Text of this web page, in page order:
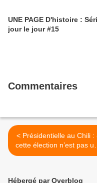
UNE PAGE D'histoire :
jour le jour #15
Commentaires
< Présidentielle au Chili : «
cette élection n’est pas
alternance, mais un
Hébergé par Overblog